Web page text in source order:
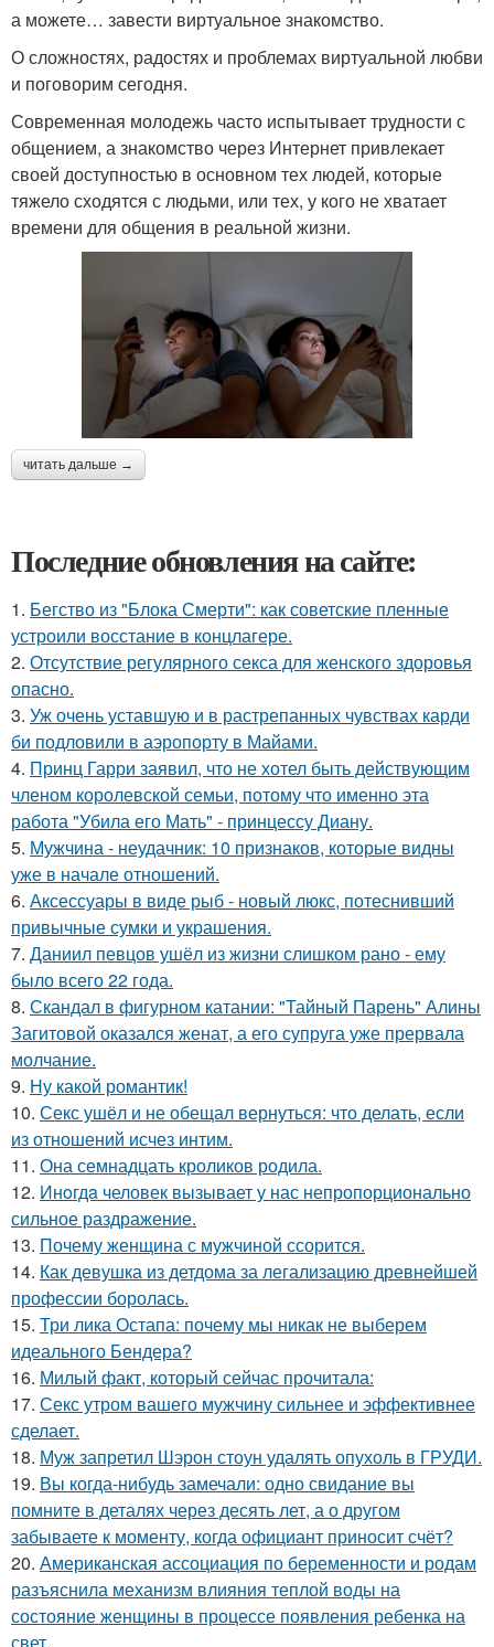
а можете… завести виртуальное знакомство.
О сложностях, радостях и проблемах виртуальной любви
и поговорим сегодня.
Современная молодежь часто испытывает трудности с
общением, а знакомство через Интернет привлекает
своей доступностью в основном тех людей, которые
тяжело сходятся с людьми, или тех, у кого не хватает
времени для общения в реальной жизни.
читать дальше →
Последние обновления на сайте:
1. Бегство из "Блока Смерти": как советские пленные
устроили восстание в концлагере.
2. Отсутствие регулярного секса для женского здоровья
опасно.
3. Уж очень уставшую и в растрепанных чувствах карди
би подловили в аэропорту в Майами.
4. Принц Гарри заявил, что не хотел быть действующим
членом королевской семьи, потому что именно эта
работа "Убила его Мать" - принцессу Диану.
5. Мужчина - неудачник: 10 признаков, которые видны
уже в начале отношений.
6. Аксессуары в виде рыб - новый люкс, потеснивший
привычные сумки и украшения.
7. Даниил певцов ушёл из жизни слишком рано - ему
было всего 22 года.
8. Скандал в фигурном катании: "Тайный Парень" Алины
Загитовой оказался женат, а его супруга уже прервала
молчание.
9. Ну какой романтик!
10. Секс ушёл и не обещал вернуться: что делать, если
из отношений исчез интим.
11. Она семнадцать кроликов родила.
12. Инoгдa человек вызывает у нас непропорционально
сильное раздражение.
13. Почему женщина с мужчиной ссорится.
14. Как девушка из детдома за легализацию древнейшей
профессии боролась.
15. Три лика Остапа: почему мы никак не выберем
идеального Бендера?
16. Милый факт, который сейчас прочитала:
17. Секс утром вашего мужчину сильнее и эффективнее
сделает.
18. Муж запретил Шэрон стоун удалять опухоль в ГРУДИ.
19. Вы когда-нибудь замечали: одно свидание вы
помните в деталях через десять лет, а о другом
забываете к моменту, когда официант приносит счёт?
20. Американская ассоциация по беременности и родам
разъяснила механизм влияния теплой воды на
состояние женщины в процессе появления ребенка на
свет.